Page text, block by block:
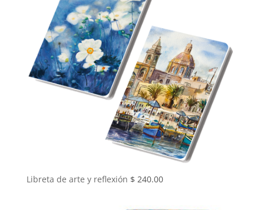
Libreta de arte y reflexión $ 240.00